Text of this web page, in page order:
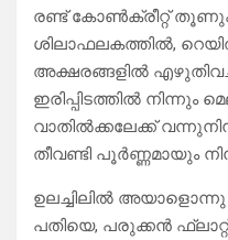
രണ്ട് കോൺക്രീറ്റ്
ശിലാഫലകത്തിൽ,
അക്ഷരങ്ങളിൽ
ഇരിപ്പിടത്തിൽ നിന്നും
വാതിൽക്കലേക്ക്
തീവണ്ടി പൂർണ്ണമായും
ഉലച്ചിലിൽ അയാളൊന്നു
പതിയെ, പരുക്കൻ